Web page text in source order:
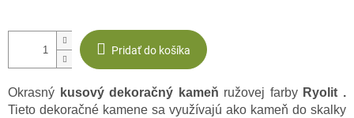
Pridať do košíka
Okrasný kusový dekoračný kameň ružovej farby Ryolit .
Tieto dekoračné kamene sa využívajú ako kameň do skalky